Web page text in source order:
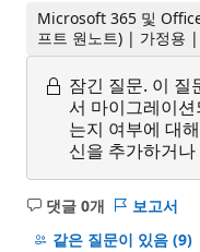
Microsoft 365 및
프트 원노트) | 가정용
잠긴 질문. 이 질
서 마이그레이
는지 여부에 대
신을 추가하거
댓글 0개
설
명
보고서
같은 질문이 있음 (9)